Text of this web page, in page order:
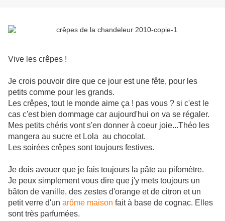
Vive les crêpes !
Je crois pouvoir dire que ce jour est une fête, pour les
petits comme pour les grands.
Les crêpes, tout le monde aime ça ! pas vous ? si c'est le
cas c'est bien dommage car aujourd'hui on va se régaler.
Mes petits chéris vont s'en donner à coeur joie...Théo les
mangera au sucre et Lola au chocolat.
Les soirées crêpes sont toujours festives.
Je dois avouer que je fais toujours la pâte au pifomètre.
Je peux simplement vous dire que j'y mets toujours un
bâton de vanille, des zestes d'orange et de citron et un
petit verre d'un arôme maison fait à base de cognac. Elles
sont très parfumées.